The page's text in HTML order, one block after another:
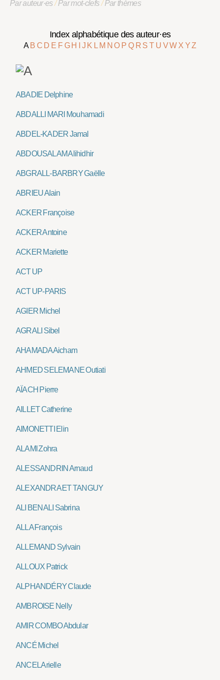
Par auteur·es/Par mot-clefs/Par thèmes
Index alphabétique des auteur·es
A B C D E F G H J K L M NO P Q R ST U VW X YZ
ABADIE Delphine
ABDALLI MARI Mouhamadi
ABDEL-KADER Jamal
ABDOUSALAM Alihidhir
ABGRALL-BARBRY Gaëlle
ABRIEU Alain
ACKER Françoise
ACKER Antoine
ACKER Mariette
ACT UP
ACT UP-PARIS
AGIER Michel
AGRALI Sibel
AHAMADA Aicham
AHMED SELEMANE Outiati
AÏACH Pierre
AILLET Catherine
AIMONETTI Elin
ALAMI Zohra
ALESSANDRIN Arnaud
ALEXANDRA ET TANGUY
ALI BENALI Sabrina
ALLA François
ALLEMAND Sylvain
ALLOUX Patrick
ALPHANDÉRY Claude
AMBROISE Nelly
AMIR COMBO Abdular
ANCÉ Michel
ANCEL Arielle